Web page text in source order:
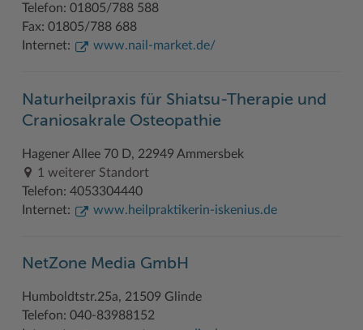
Telefon: 01805/788 588
Fax: 01805/788 688
Internet:
www.nail-market.de/
Naturheilpraxis für Shiatsu-Therapie und
Craniosakrale Osteopathie
Hagener Allee 70 D, 22949 Ammersbek
1 weiterer Standort
Telefon: 4053304440
Internet:
www.heilpraktikerin-iskenius.de
NetZone Media GmbH
Humboldtstr.25a, 21509 Glinde
Telefon: 040-83988152